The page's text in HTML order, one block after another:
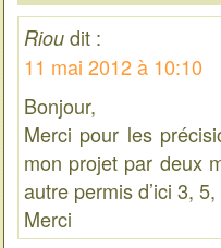
Riou dit :
11 mai 2012 à 10:10
Bonjour,
Merci pour les
mon projet par deux
autre permis d’ici 3,
Merci